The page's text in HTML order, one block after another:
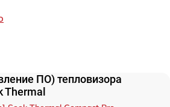
ПО) тепловизора
Thermal